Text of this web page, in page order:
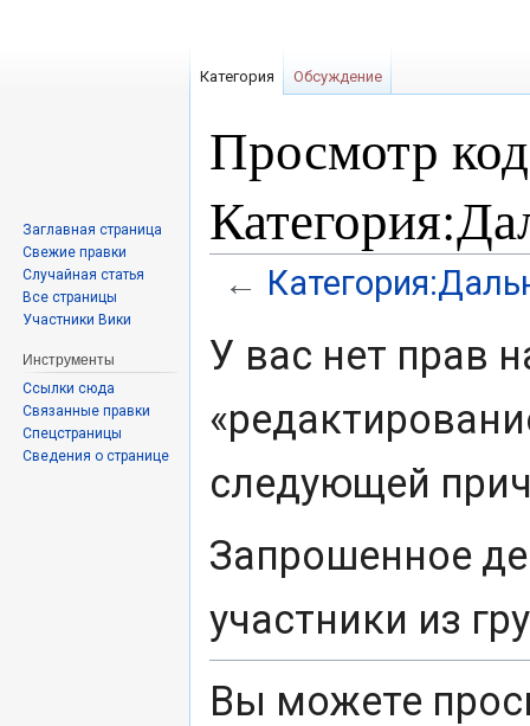
Просмотр
←
У вас нет прав
следующей
Запрошенное
участники из
Вы можете
Категория Обсуждение
Заглавная страница
Свежие правки
Случайная статья
Все страницы
Участники Вики
Инструменты
Ссылки сюда
Связанные правки
Спецстраницы
Сведения о странице